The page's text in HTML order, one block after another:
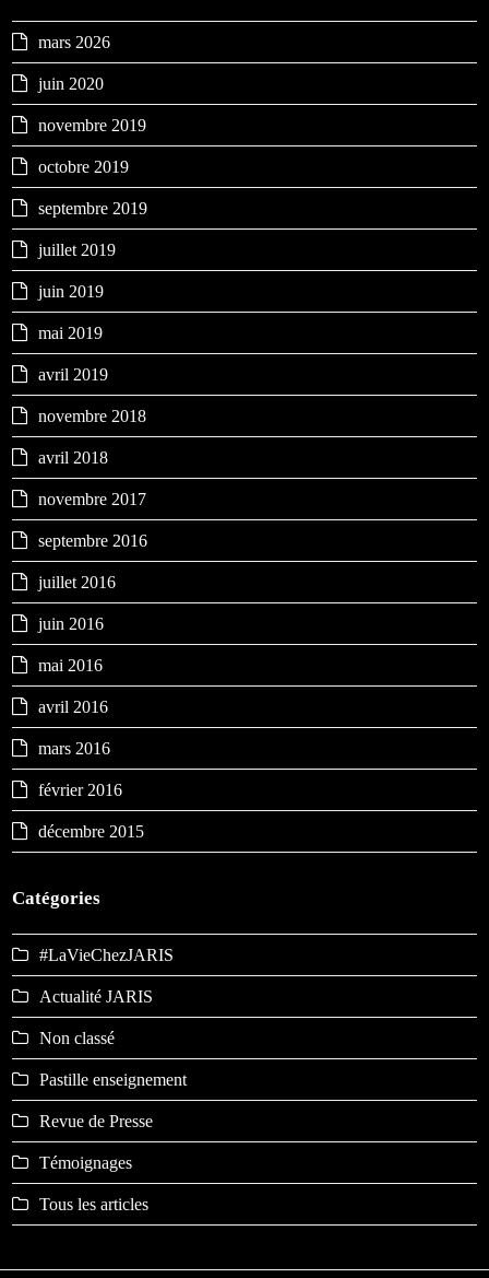
mars 2026
juin 2020
novembre 2019
octobre 2019
septembre 2019
juillet 2019
juin 2019
mai 2019
avril 2019
novembre 2018
avril 2018
novembre 2017
septembre 2016
juillet 2016
juin 2016
mai 2016
avril 2016
mars 2016
février 2016
décembre 2015
Catégories
#LaVieChezJARIS
Actualité JARIS
Non classé
Pastille enseignement
Revue de Presse
Témoignages
Tous les articles